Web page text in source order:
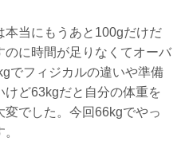
当にもうあと100gだけだ
のに時間が足りなくてオーバ
でフィジカルの違いや準備
ど63kgだと自分の体重を
変でした。今回66kgでやっ